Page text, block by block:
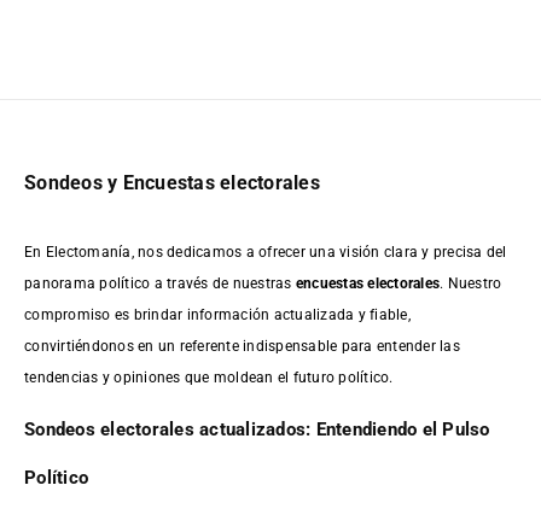
Sondeos y Encuestas electorales
En Electomanía, nos dedicamos a ofrecer una visión clara y precisa del
panorama político a través de nuestras encuestas electorales. Nuestro
compromiso es brindar información actualizada y fiable,
convirtiéndonos en un referente indispensable para entender las
tendencias y opiniones que moldean el futuro político.
Sondeos electorales actualizados: Entendiendo el Pulso
Político